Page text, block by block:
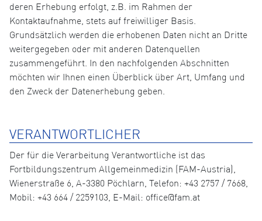
deren Erhebung erfolgt, z.B. im Rahmen der
Kontaktaufnahme, stets auf freiwilliger Basis.
Grundsätzlich werden die erhobenen Daten nicht an Dritte
weitergegeben oder mit anderen Datenquellen
zusammengeführt. In den nachfolgenden Abschnitten
möchten wir Ihnen einen Überblick über Art, Umfang und
den Zweck der Datenerhebung geben.
VERANTWORTLICHER
Der für die Verarbeitung Verantwortliche ist das
Fortbildungszentrum Allgemeinmedizin (FAM-Austria),
Wienerstraße 6, A-3380 Pöchlarn, Telefon: +43 2757 / 7668,
Mobil: +43 664 / 2259103, E-Mail: office@fam.at